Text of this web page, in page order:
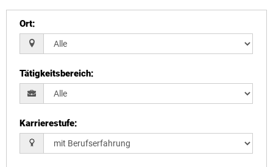
Ort:
Tätigkeitsbereich:
Karrierestufe: